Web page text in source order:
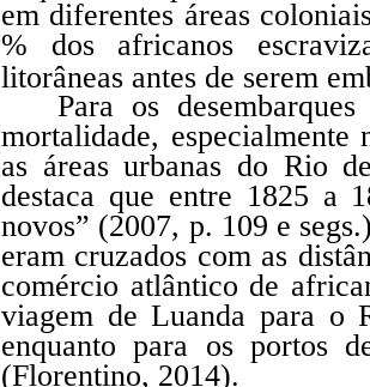
em diferentes áreas
% dos africanos
litorâneas antes de serem
Para os
mortalidade,
as áreas urbanas do Rio
destaca que entre 1825 a
novos” (2007, p. 109 e
eram cruzados com as
comércio atlântico de
viagem de Luanda para o
enquanto para os portos
(Florentino, 2014).